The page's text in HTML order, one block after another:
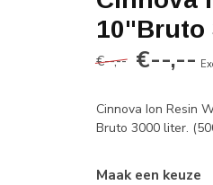
10"Bruto
€--,-- €--,--
Cinnova Ion Resin
Bruto 3000 liter.
Maak een keuze